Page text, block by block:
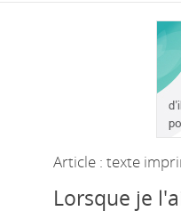
Article : texte
Lorsque je